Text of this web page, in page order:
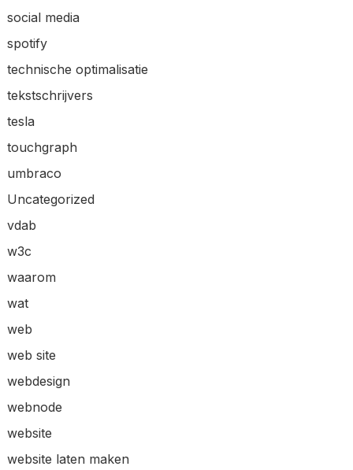
social media
spotify
technische optimalisatie
tekstschrijvers
tesla
touchgraph
umbraco
Uncategorized
vdab
w3c
waarom
wat
web
web site
webdesign
webnode
website
website laten maken